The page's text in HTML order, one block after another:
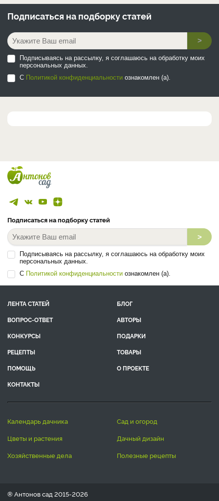
Подписаться на подборку статей
>
Подписываясь на рассылку, я соглашаюсь на обработку моих
персональных данных.
С Политикой конфиденциальности ознакомлен (а).
Подписаться на подборку статей
>
Подписываясь на рассылку, я соглашаюсь на обработку моих
персональных данных.
С Политикой конфиденциальности ознакомлен (а).
ЛЕНТА СТАТЕЙ
БЛОГ
ВОПРОС-ОТВЕТ
АВТОРЫ
КОНКУРСЫ
ПОДАРКИ
РЕЦЕПТЫ
ТОВАРЫ
ПОМОЩЬ
О ПРОЕКТЕ
КОНТАКТЫ
календарь дачника
сад и огород
цветы и растения
дачный дизайн
хозяйственные дела
полезные рецепты
® Антонов сад 2015-2026